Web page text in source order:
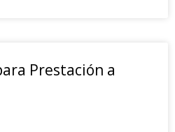
Prestación a